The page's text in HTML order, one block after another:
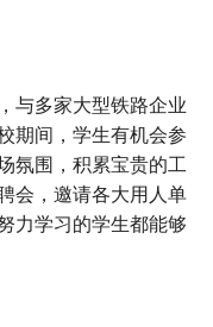
与多家大型铁路企业
期间，学生有机会参
氛围，积累宝贵的工
会，邀请各大用人单
力学习的学生都能够